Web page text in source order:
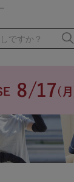
ですか？
～1,999円
～3,999円